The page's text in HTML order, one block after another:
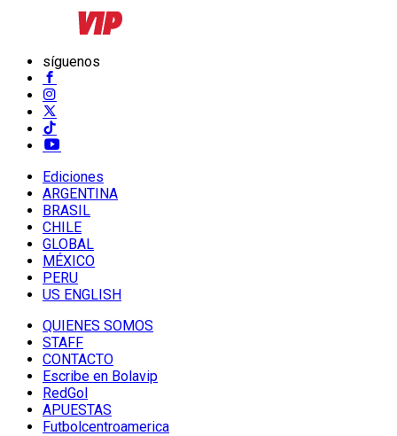
síguenos
Ediciones
ARGENTINA
BRASIL
CHILE
GLOBAL
MÉXICO
PERU
US ENGLISH
QUIENES SOMOS
STAFF
CONTACTO
Escribe en Bolavip
RedGol
APUESTAS
Futbolcentroamerica